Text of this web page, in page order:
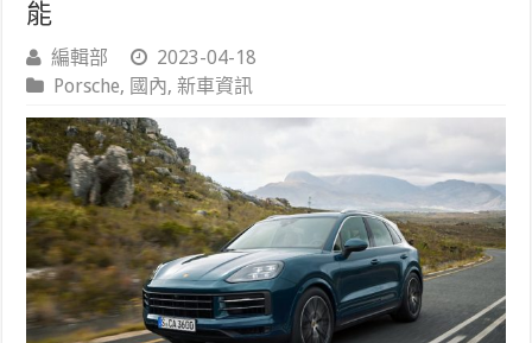
能
編輯部
2023-04-18
Porsche, 國內,新車資訊